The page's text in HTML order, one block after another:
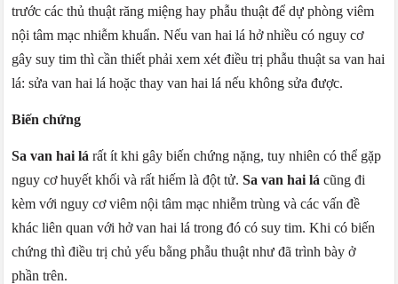
trước các thủ thuật răng miệng hay phẫu thuật để dự phòng viêm
nội tâm mạc nhiễm khuẩn. Nếu van hai lá hở nhiều có nguy cơ
gây suy tim thì cần thiết phải xem xét điều trị phẫu thuật sa van hai
lá: sửa van hai lá hoặc thay van hai lá nếu không sửa được.
Biến chứng
Sa van hai lá rất ít khi gây biến chứng nặng, tuy nhiên có thể gặp
nguy cơ huyết khối và rất hiếm là đột tử.Sa van hai lá cũng đi
kèm với nguy cơ viêm nội tâm mạc nhiễm trùng và các vấn đề
khác liên quan với hở van hai lá trong đó có suy tim. Khi có biến
chứng thì điều trị chủ yếu bằng phẫu thuật như đã trình bày ở
phần trên.